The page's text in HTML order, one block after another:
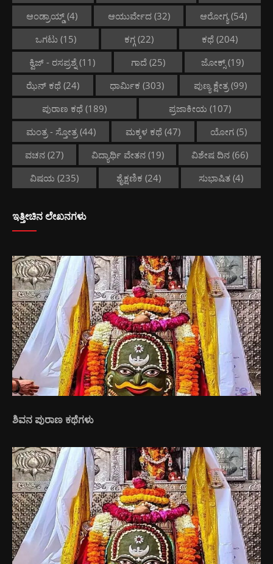
ಆಂಡ್ರಾಯ್ಡ್(4) ಆಯುರ್ವೇದ(32) ಆರೋಗ್ಯ(54)
ಒಗಟು(15) ಕಗ್ಗ(22) ಕಥೆ (204)
ಕ್ವಿಜ್ - ರಸಪ್ರಶ್ನೆ(11) ಗಾದೆ(25) ಜೋಕ್ಸ್(19)
ಝೆನ್ ಕಥೆ(24) ಧಾರ್ಮಿಕ (303) ಪುಣ್ಯ ಕ್ಷೇತ್ರ(99)
ಪುರಾಣ ಕಥೆ (189) ಪ್ರಜಾಕೀಯ (107)
ಮಂತ್ರ - ಸ್ತೋತ್ರ(44) ಮಕ್ಕಳ ಕಥೆ(47) ಯೋಗ (5)
ವಚನ(27) ವಿದ್ಯಾರ್ಥಿ ವೇತನ(19) ವಿಶೇಷ ದಿನ (66)
ವಿಷಯ (235) ಶೈಕ್ಷಣಿಕ (24) ಸುಭಾಷಿತ (4)
ಇತ್ತೀಚಿನ ಲೇಖನಗಳು
ಶಿವನ ಪುರಾಣ ಕಥೆಗಳು